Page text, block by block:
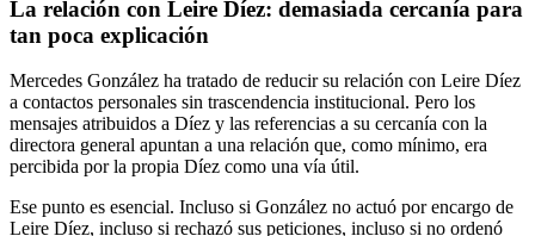
La relación con Leire Díez: demasiada cercanía para
tan poca explicación
Mercedes González ha tratado de reducir su relación con Leire Díez
a contactos personales sin trascendencia institucional. Pero los
mensajes atribuidos a Díez y las referencias a su cercanía con la
directora general apuntan a una relación que, como mínimo, era
percibida por la propia Díez como una vía útil.
Ese punto es esencial. Incluso si González no actuó por encargo de
Leire Díez, incluso si rechazó sus peticiones, incluso si no ordenó